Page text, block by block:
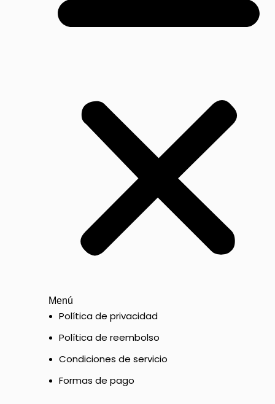
Menú
Política de privacidad
Política de reembolso
Condiciones de servicio
Formas de pago